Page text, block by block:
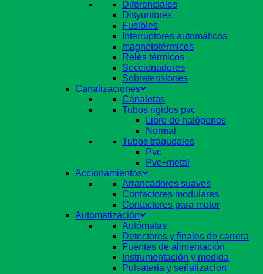
Diferenciales
Disyuntores
Fusibles
Interruptores automáticos
magnetotérmicos
Relés térmicos
Seccionadores
Sobretensiones
Canalizaciones
Canaletas
Tubos rigidos pvc
Libre de halógenos
Normal
Tubos traqueales
Pvc
Pvc+metal
Accionamientos
Arrancadores suaves
Contactores modulares
Contactores para motor
Automatización
Autómatas
Detectores y finales de carrera
Fuentes de alimentación
Instrumentación y medida
Pulsateria y señalizacion